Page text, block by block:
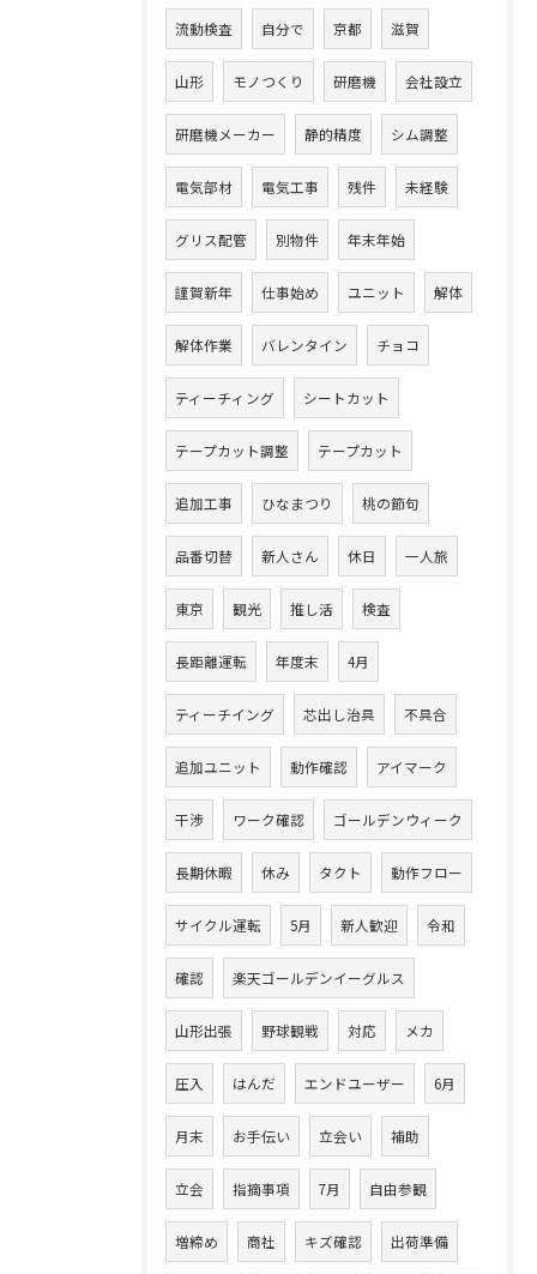
流動検査 自分で 京都 滋賀
山形 モノつくり 研磨機 会社設立
研磨機メーカー 静的精度 シム調整
電気部材 電気工事 残件 未経験
グリス配管 別物件 年末年始
謹賀新年 仕事始め ユニット 解体
解体作業 バレンタイン チョコ
ティーチィング シートカット
テープカット調整 テープカット
追加工事 ひなまつり 桃の節句
品番切替 新人さん 休日 一人旅
東京 観光 推し活 検査
長距離運転 年度末 4月
ティーチイング 芯出し治具 不具合
追加ユニット 動作確認 アイマーク
干渉 ワーク確認 ゴールデンウィーク
長期休暇 休み タクト 動作フロー
サイクル運転 5月 新人歓迎 令和
確認 楽天ゴールデンイーグルス
山形出張 野球観戦 対応 メカ
圧入 はんだ エンドユーザー 6月
月末 お手伝い 立会い 補助
立会 指摘事項 7月 自由参観
増締め 商社 キズ確認 出荷準備